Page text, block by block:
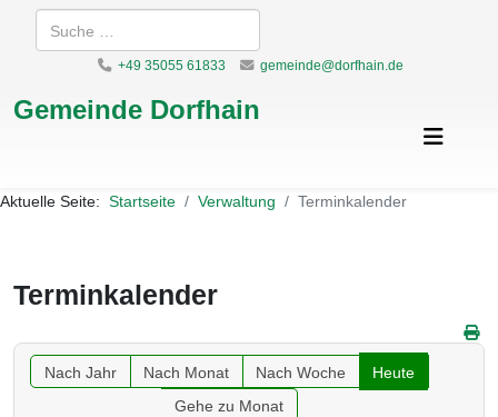
Suchen
+49 35055 61833 gemeinde@dorfhain.de
Gemeinde Dorfhain
Aktuelle Seite: Startseite Verwaltung Terminkalender
Terminkalender
Nach Jahr Nach Monat Nach Woche
Heute
Gehe zu Monat